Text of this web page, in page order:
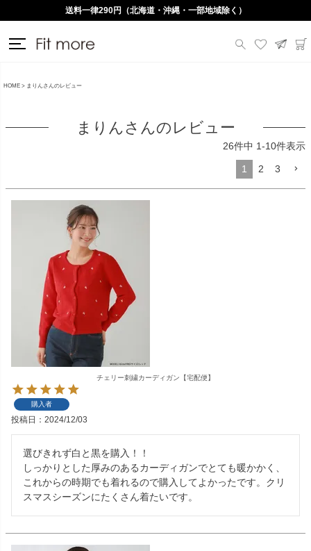
送料一律290円（北海道・沖縄・一部地域除く）
HOME まりんさんのレビュー
まりんさんのレビュー
26件中 1-10件表示
1 2 3
チェリー刺繍カーディガン【宅配便】
購入者
投稿日 2024/12/03
選びきれず白と黒を購入！！
しっかりとした厚みのあるカーディガンでとても暖かかく、
これからの時期でも着れるので購入してよかったです。クリ
スマスシーズンにたくさん着たいです。